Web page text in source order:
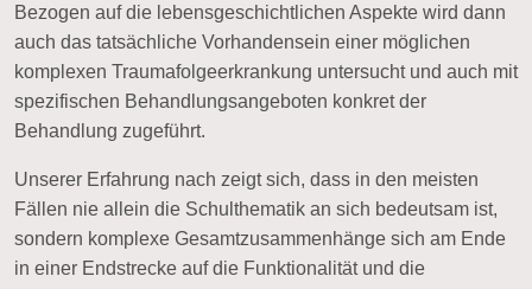
Bezogen auf die lebensgeschichtlichen Aspekte wird dann
auch das tatsächliche Vorhandensein einer möglichen
komplexen Traumafolgeerkrankung untersucht und auch mit
spezifischen Behandlungsangeboten konkret der
Behandlung zugeführt.
Unserer Erfahrung nach zeigt sich, dass in den meisten
Fällen nie allein die Schulthematik an sich bedeutsam ist,
sondern komplexe Gesamtzusammenhänge sich am Ende
in einer Endstrecke auf die Funktionalität und die